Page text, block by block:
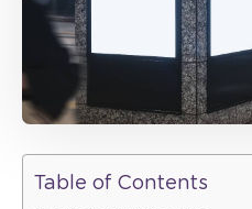
Table of Contents